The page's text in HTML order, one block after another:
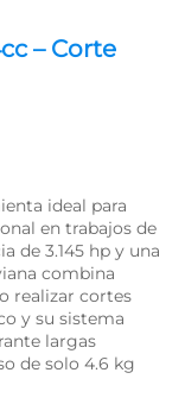
– Corte
ideal para
en trabajos de
de 3.145 hp y una
combina
realizar cortes
y su sistema
largas
de solo 4.6 kg